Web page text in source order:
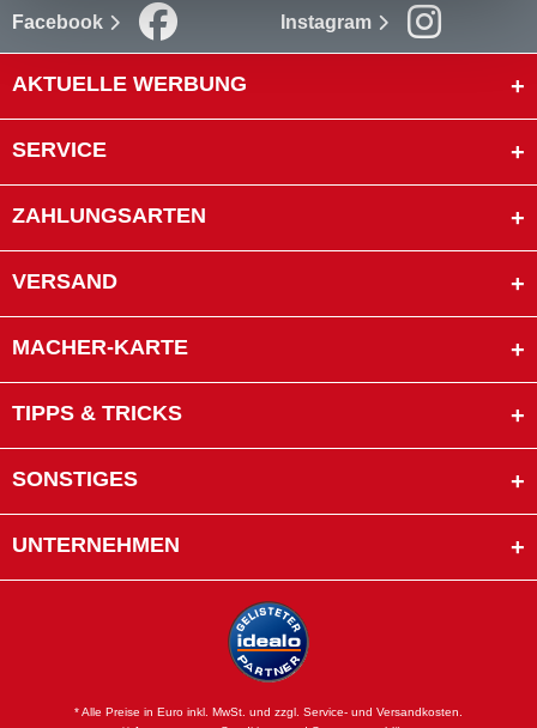
Facebook Instagram
AKTUELLE WERBUNG
SERVICE
ZAHLUNGSARTEN
VERSAND
MACHER-KARTE
TIPPS & TRICKS
SONSTIGES
UNTERNEHMEN
* Alle Preise in Euro inkl. MwSt. und zzgl. Service- und Versandkosten.